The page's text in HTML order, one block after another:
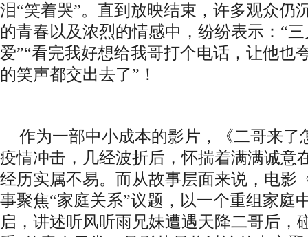
泪“笑着哭”。直到放映结束， 许多观众仍
的青春以及浓烈的情感中 ，纷纷表示： “
爱”“看完我好想给我哥打个电话 ， 让他也
的笑声都交出去了”！